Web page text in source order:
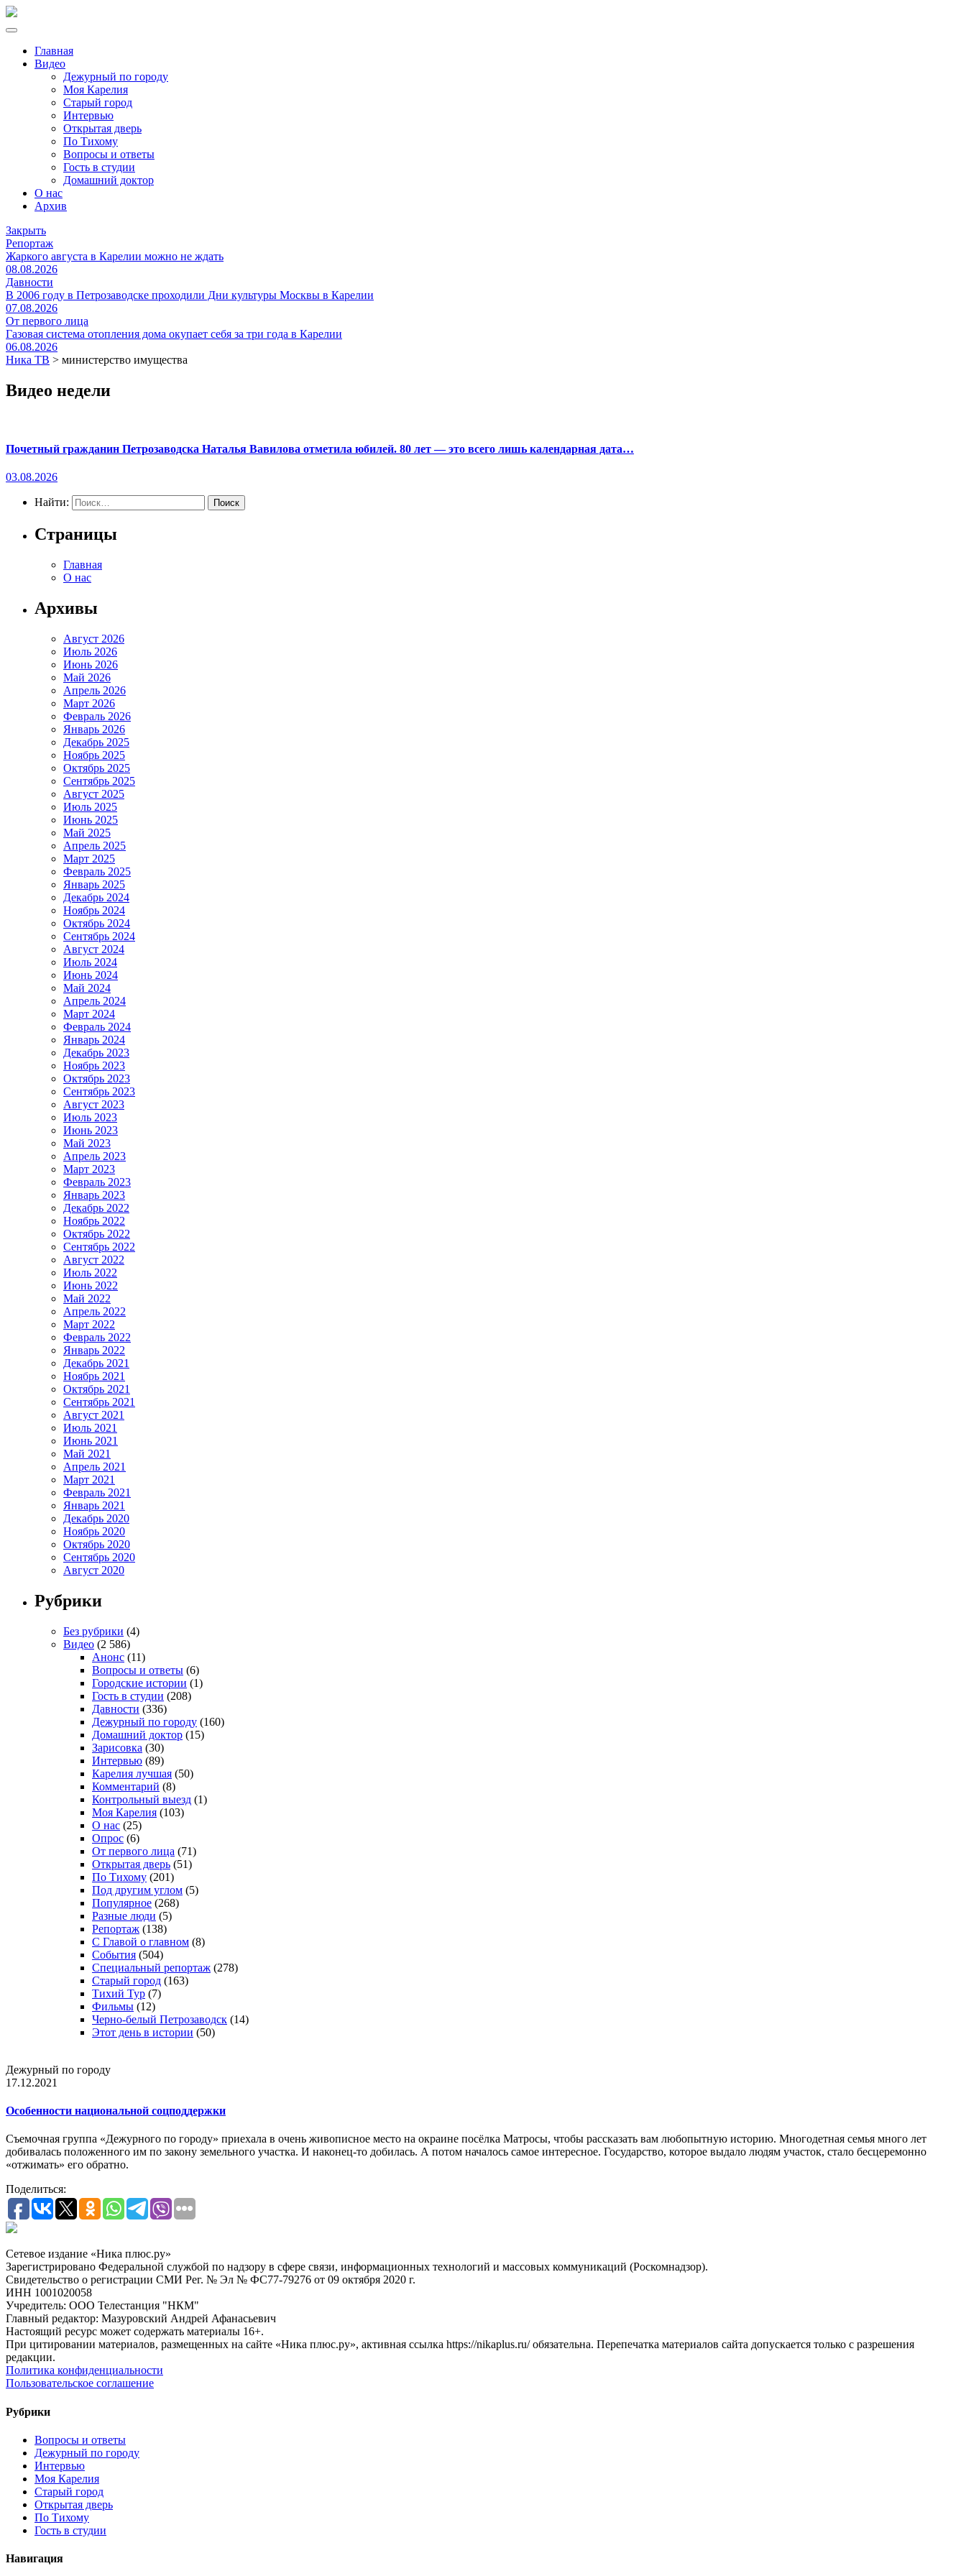
Главная
Видео
Дежурный по городу
Моя Карелия
Старый город
Интервью
Открытая дверь
По Тихому
Вопросы и ответы
Гость в студии
Домашний доктор
О нас
Архив
Закрыть
Репортаж
Жаркого августа в Карелии можно не ждать
08.08.2026
Давности
В 2006 году в Петрозаводске проходили Дни культуры Москвы в Карелии
07.08.2026
От первого лица
Газовая система отопления дома окупает себя за три года в Карелии
06.08.2026
Ника ТВ > министерство имущества
Видео недели
Почетный гражданин Петрозаводска Наталья Вавилова отметила юбилей. 80 лет — это всего лишь календарная дата…
03.08.2026
Найти:
Страницы
Главная
О нас
Архивы
Август 2026
Июль 2026
Июнь 2026
Май 2026
Апрель 2026
Март 2026
Февраль 2026
Январь 2026
Декабрь 2025
Ноябрь 2025
Октябрь 2025
Сентябрь 2025
Август 2025
Июль 2025
Июнь 2025
Май 2025
Апрель 2025
Март 2025
Февраль 2025
Январь 2025
Декабрь 2024
Ноябрь 2024
Октябрь 2024
Сентябрь 2024
Август 2024
Июль 2024
Июнь 2024
Май 2024
Апрель 2024
Март 2024
Февраль 2024
Январь 2024
Декабрь 2023
Ноябрь 2023
Октябрь 2023
Сентябрь 2023
Август 2023
Июль 2023
Июнь 2023
Май 2023
Апрель 2023
Март 2023
Февраль 2023
Январь 2023
Декабрь 2022
Ноябрь 2022
Октябрь 2022
Сентябрь 2022
Август 2022
Июль 2022
Июнь 2022
Май 2022
Апрель 2022
Март 2022
Февраль 2022
Январь 2022
Декабрь 2021
Ноябрь 2021
Октябрь 2021
Сентябрь 2021
Август 2021
Июль 2021
Июнь 2021
Май 2021
Апрель 2021
Март 2021
Февраль 2021
Январь 2021
Декабрь 2020
Ноябрь 2020
Октябрь 2020
Сентябрь 2020
Август 2020
Рубрики
Без рубрики (4)
Видео (2 586)
Анонс (11)
Вопросы и ответы (6)
Городские истории (1)
Гость в студии (208)
Давности (336)
Дежурный по городу (160)
Домашний доктор (15)
Зарисовка (30)
Интервью (89)
Карелия лучшая (50)
Комментарий (8)
Контрольный выезд (1)
Моя Карелия (103)
О нас (25)
Опрос (6)
От первого лица (71)
Открытая дверь (51)
По Тихому (201)
Под другим углом (5)
Популярное (268)
Разные люди (5)
Репортаж (138)
С Главой о главном (8)
События (504)
Специальный репортаж (278)
Старый город (163)
Тихий Тур (7)
Фильмы (12)
Черно-белый Петрозаводск (14)
Этот день в истории (50)
Дежурный по городу
17.12.2021
Особенности национальной соцподдержки
Съемочная группа «Дежурного по городу» приехала в очень живописное место на окраине посёлка Матросы, чтобы рассказать вам любопытную историю. Многодетная семья много лет
добивалась положенного им по закону земельного участка. И наконец-то добилась. А потом началось самое интересное. Государство, которое выдало людям участок, стало бесцеремонно
«отжимать» его обратно.
Поделиться:
Сетевое издание «Ника плюс.ру»
Зарегистрировано Федеральной службой по надзору в сфере связи, информационных технологий и массовых коммуникаций (Роскомнадзор).
Свидетельство о регистрации СМИ Рег. № Эл № ФС77-79276 от 09 октября 2020 г.
ИНН 1001020058
Учредитель: ООО Телестанция "НКМ"
Главный редактор: Мазуровский Андрей Афанасьевич
Настоящий ресурс может содержать материалы 16+.
При цитировании материалов, размещенных на сайте «Ника плюс.ру», активная ссылка https://nikaplus.ru/ обязательна. Перепечатка материалов сайта допускается только с разрешения
редакции.
Политика конфиденциальности
Пользовательское соглашение
Рубрики
Вопросы и ответы
Дежурный по городу
Интервью
Моя Карелия
Старый город
Открытая дверь
По Тихому
Гость в студии
Навигация